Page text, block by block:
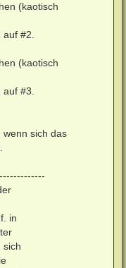
(kaotisch
auf #2.
(kaotisch
auf #3.
wenn sich das
in
sich